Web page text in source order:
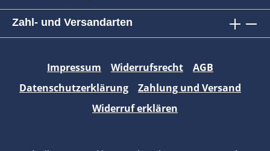
Zahl- und Versandarten
Impressum Widerrufsrecht
AGB
Datenschutzerklärung
Zahlung und Versand
Widerruf erklären